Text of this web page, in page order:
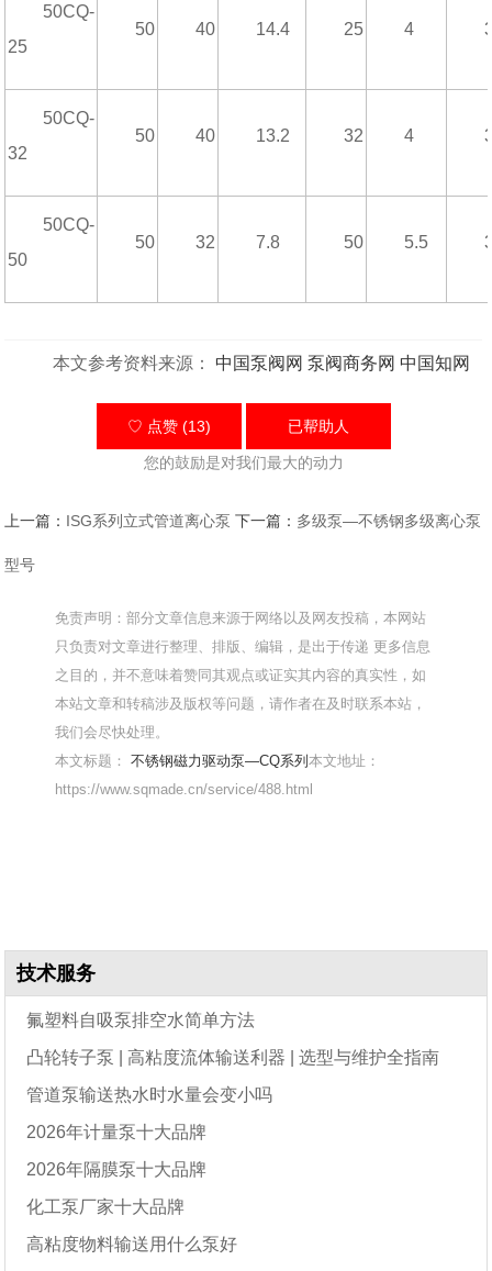
50CQ-
25
50 40 14.4 25 4
50CQ-
32
50 40 13.2 32 4
50CQ-
50
50 32 7.8 50 5.5
本文参考资料来源： 中国泵阀网 泵阀商务网 中国知网
♡ 点赞 (13) 已帮助 人
您的鼓励是对我们最大的动力
上一篇： ISG系列立式管道离心泵 下一篇： 多级泵—不锈钢多级离心泵
型号
免责声明：部分文章信息来源于网络以及网友投稿，本网站
只负责对文章进行整理、排版、编辑，是出于传递 更多信息
之目的，并不意味着赞同其观点或证实其内容的真实性，如
本站文章和转稿涉及版权等问题，请作者在及时联系本站，
我们会尽快处理。
本文标题：不锈钢磁力驱动泵—CQ系列本文地址：
https://www.sqmade.cn/service/488.html
技术服务
氟塑料自吸泵排空水简单方法
凸轮转子泵 | 高粘度流体输送利器 | 选型与维护全指南
管道泵输送热水时水量会变小吗
2026年计量泵十大品牌
2026年隔膜泵十大品牌
化工泵厂家十大品牌
高粘度物料输送用什么泵好